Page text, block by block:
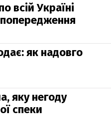
всій Україні
як надовго
яку негоду
спеки